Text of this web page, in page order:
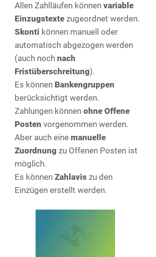
Allen Zahlläufen können variable
Einzugstexte zugeordnet werden.
Skonti können manuell oder
automatisch abgezogen werden
(auch noch nach
Fristüberschreitung).
Es können Bankengruppen
berücksichtigt werden.
Zahlungen können ohne Offene
Posten vorgenommen werden.
Aber auch eine manuelle
Zuordnung zu Offenen Posten ist
möglich.
Es können Zahlavis zu den
Einzügen erstellt werden.